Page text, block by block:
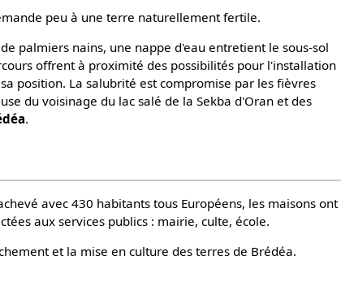
peu à une terre naturellement fertile.
palmiers nains, une nappe d'eau entretient le sous-sol
offrent à proximité des possibilités pour l'installation
position. La salubrité est compromise par les fièvres
du voisinage du lac salé de la Sekba d'Oran et des
.
avec 430 habitants tous Européens, les maisons ont
aux services publics : mairie, culte, école.
et la mise en culture des terres de Brédéa.